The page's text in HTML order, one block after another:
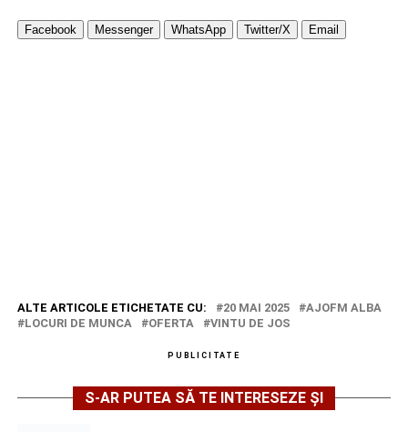
Facebook Messenger WhatsApp Twitter/X Email
ALTE ARTICOLE ETICHETATE CU: 20 MAI 2025
AJOFM ALBA
LOCURI DE MUNCA
OFERTA VINTU DE JOS
PUBLICITATE
S-AR PUTEA SĂ TE INTERESEZE ȘI